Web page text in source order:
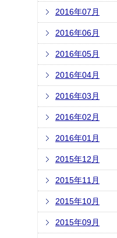
2016年07月
2016年06月
2016年05月
2016年04月
2016年03月
2016年02月
2016年01月
2015年12月
2015年11月
2015年10月
2015年09月